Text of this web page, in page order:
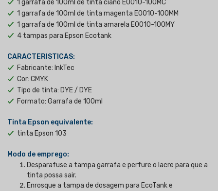
1 garrafa de 100ml de tinta ciano E0010-100MC
1 garrafa de 100ml de tinta magenta E0010-100MM
1 garrafa de 100ml de tinta amarela E0010-100MY
4 tampas para Epson Ecotank
CARACTERISTICAS:
Fabricante: InkTec
Cor: CMYK
Tipo de tinta: DYE / DYE
Formato: Garrafa de 100ml
Tinta Epson equivalente:
tinta Epson 103
Modo de emprego:
Desparafuse a tampa garrafa e perfure o lacre para que a
tinta possa sair.
Enrosque a tampa de dosagem para EcoTank e